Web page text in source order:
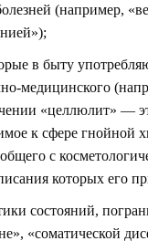
(например,
в быту
медицинского
«целлюлит» —
к сфере гнойной
с
которых его
состояний,
«соматической